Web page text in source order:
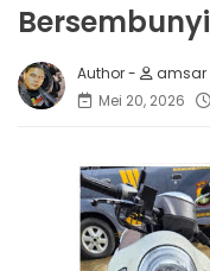
Bersembunyi
amsar
Mei 20, 2026